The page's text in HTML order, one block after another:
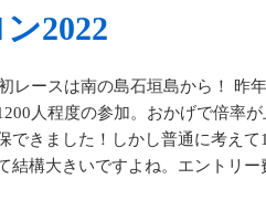
2022
レースは南の島石垣島から！ 昨
人程度の参加。おかげで倍率
できました！しかし普通に考え
結構大きいですよね。エントリ